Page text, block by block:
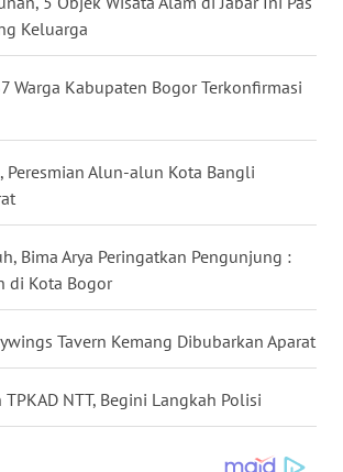
Keluarga
Warga Kabupaten Bogor Terkonfirmasi
Peresmian Alun-alun Kota Bangli
Bima Arya Peringatkan Pengunjung :
di Kota Bogor
Tavern Kemang Dibubarkan Aparat
NTT, Begini Langkah Polisi